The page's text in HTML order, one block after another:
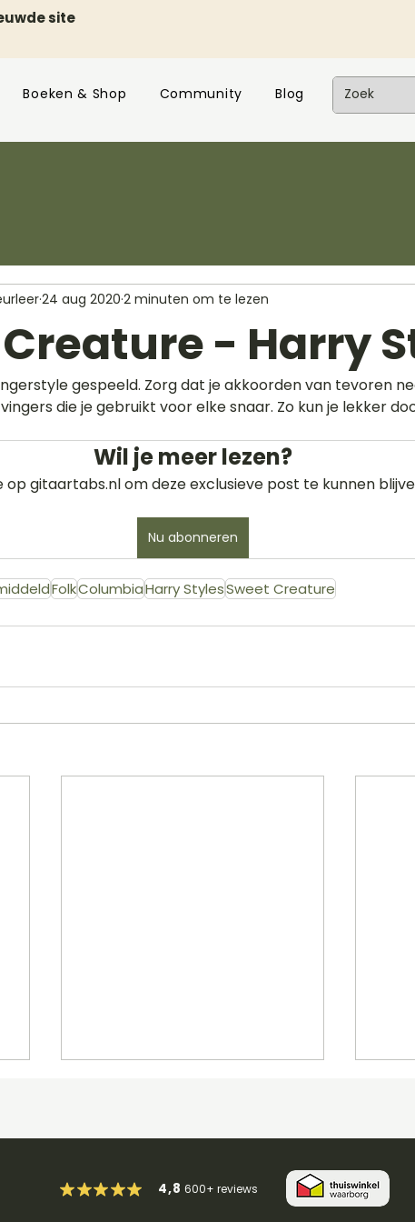
site
Boeken & Shop Community Blog
- Harry
24 aug 2020 2 minuten om te lezen
gespeeld. Zorg dat je akkoorden van tevoren
die je gebruikt voor elke snaar. Zo kun je lekker
Wil je meer lezen?
op gitaartabs.nl om deze exclusieve post te kunnen
Nu abonneren
FolkColumbiaHarry StylesSweet Creature
4,8600+reviews